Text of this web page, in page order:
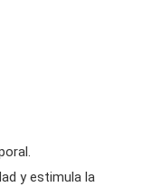
y estimula la